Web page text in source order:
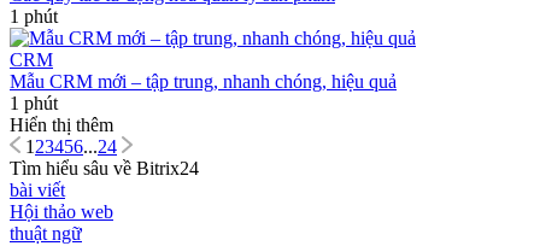
1 phút
CRM
Mẫu CRM mới – tập trung, nhanh chóng, hiệu quả
1 phút
Hiển thị thêm
123456...24
Tìm hiểu sâu về Bitrix24
bài viết
Hội thảo web
thuật ngữ